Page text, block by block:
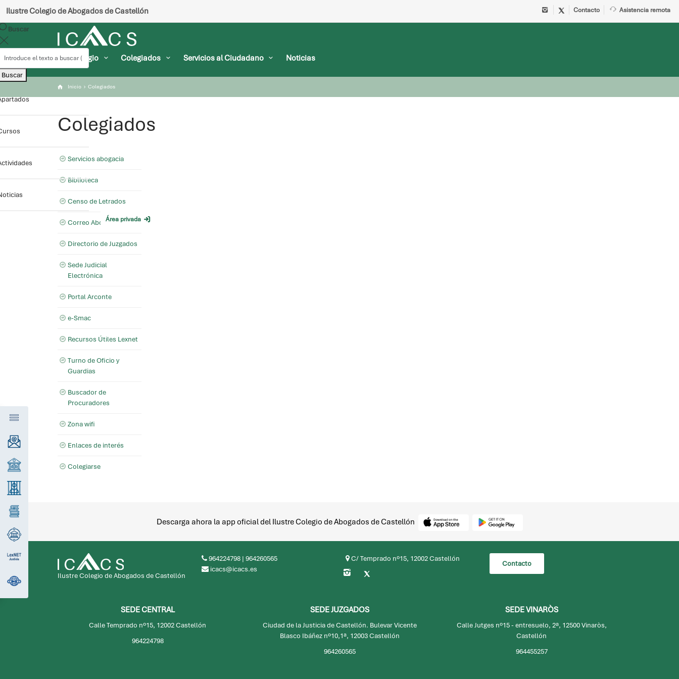
Ilustre Colegio de Abogados de Castellón Contacto Asistencia remota
Colegio Colegiados Servicios al Ciudadano Noticias
Buscar
Buscar
Área privada
Inicio Colegiados
Colegiados
Servicios abogacia
Biblioteca
Censo de Letrados
Correo Abogacía
Directorio de Juzgados
Sede Judicial
Electrónica
Portal Arconte
e-Smac
Recursos Útiles Lexnet
Turno de Oficio y
Guardias
Buscador de
Procuradores
Zona wifi
Enlaces de interés
Colegiarse
Descarga ahora la app oficial del Ilustre Colegio de Abogados de Castellón
Ilustre Colegio de Abogados de Castellón
964224798 | 964260565
icacs@icacs.es
C/ Temprado nº15, 12002 Castellón
Contacto
SEDE CENTRAL
Calle Temprado nº15, 12002 Castellón
964224798
SEDE JUZGADOS
Ciudad de la Justicia de Castellón. Bulevar Vicente
Blasco Ibáñez nº10,1ª, 12003 Castellón
964260565
SEDE VINARÒS
Calle Jutges nº15 - entresuelo, 2ª, 12500 Vinaròs,
Castellón
964455257